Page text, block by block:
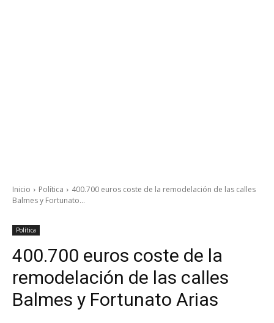
Inicio Política
400.700 euros coste de la remodelación de las calles
Balmes y Fortunato...
Política
400.700 euros coste de la
remodelación de las calles
Balmes y Fortunato Arias